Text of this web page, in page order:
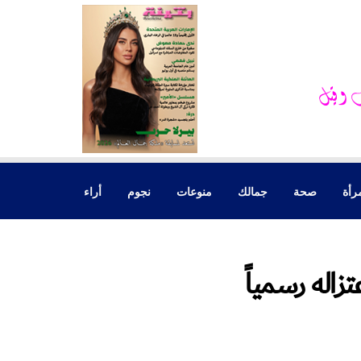
صحة جمالك منوعات نجوم أراء
رسمياً